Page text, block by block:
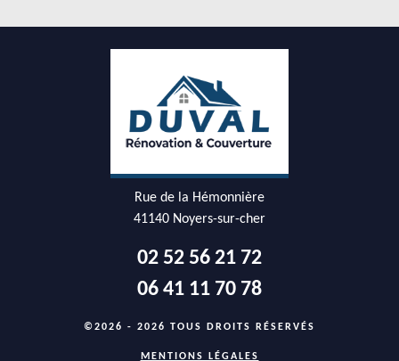
Rue de la Hémonnière
41140 Noyers-sur-cher
02 52 56 21 72
06 41 11 70 78
©2026 - 2026 TOUS DROITS RÉSERVÉS
MENTIONS LÉGALES